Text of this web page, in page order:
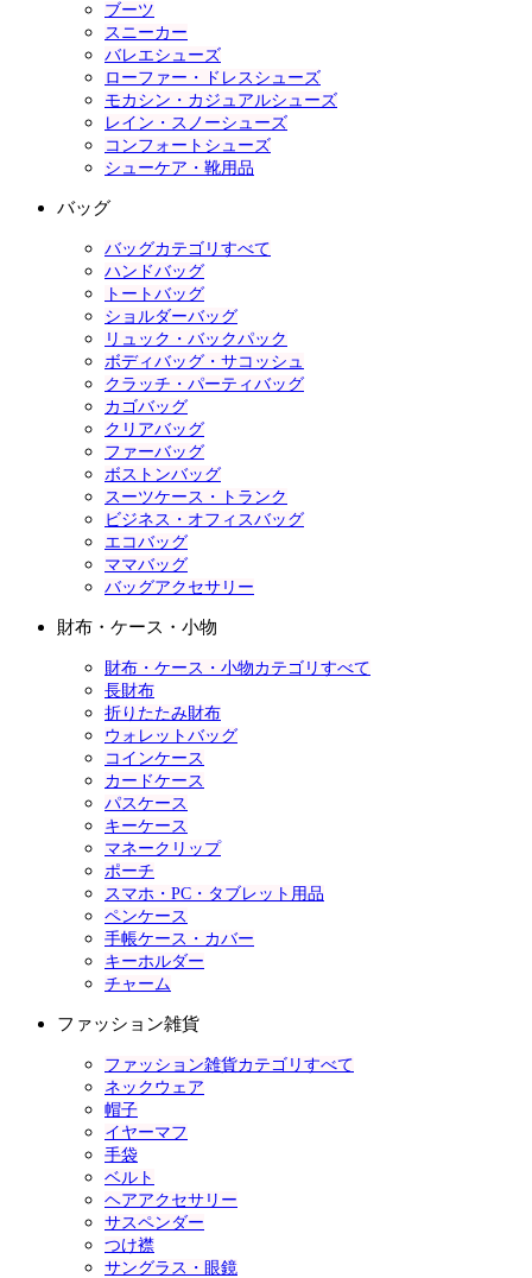
ブーツ
スニーカー
バレエシューズ
ローファー・ドレスシューズ
モカシン・カジュアルシューズ
レイン・スノーシューズ
コンフォートシューズ
シューケア・靴用品
バッグ
バッグカテゴリすべて
ハンドバッグ
トートバッグ
ショルダーバッグ
リュック・バックパック
ボディバッグ・サコッシュ
クラッチ・パーティバッグ
カゴバッグ
クリアバッグ
ファーバッグ
ボストンバッグ
スーツケース・トランク
ビジネス・オフィスバッグ
エコバッグ
ママバッグ
バッグアクセサリー
財布・ケース・小物
財布・ケース・小物カテゴリすべて
長財布
折りたたみ財布
ウォレットバッグ
コインケース
カードケース
パスケース
キーケース
マネークリップ
ポーチ
スマホ・PC・タブレット用品
ペンケース
手帳ケース・カバー
キーホルダー
チャーム
ファッション雑貨
ファッション雑貨カテゴリすべて
ネックウェア
帽子
イヤーマフ
手袋
ベルト
ヘアアクセサリー
サスペンダー
つけ襟
サングラス・眼鏡